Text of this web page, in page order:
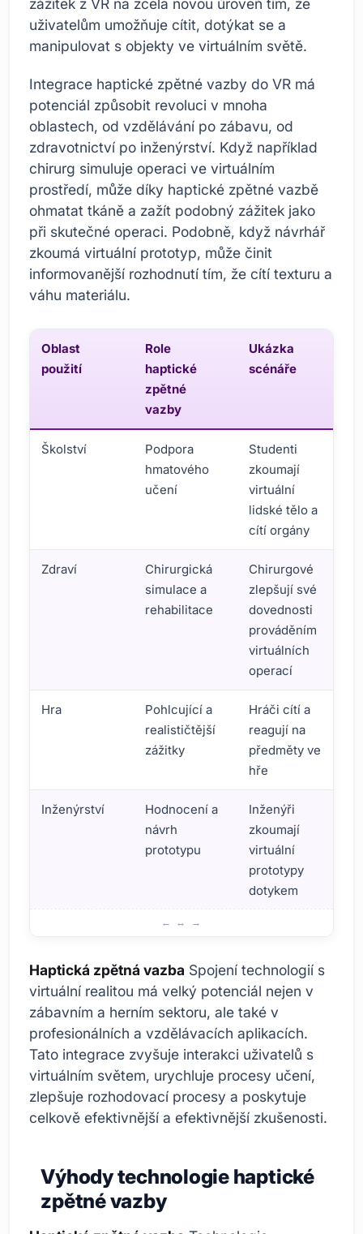
uživatelům umožňuje cítit, dotýkat se a
manipulovat s objekty ve virtuálním světě.
Integrace haptické zpětné vazby do VR má
potenciál způsobit revoluci v mnoha
oblastech, od vzdělávání po zábavu, od
zdravotnictví po inženýrství. Když například
chirurg simuluje operaci ve virtuálním
prostředí, může díky haptické zpětné vazbě
ohmatat tkáně a zažít podobný zážitek jako
při skutečné operaci. Podobně, když návrhář
zkoumá virtuální prototyp, může činit
informovanější rozhodnutí tím, že cítí texturu a
váhu materiálu.
Oblast
použití
Role
haptické
zpětné
vazby
Ukázka
scénáře
Školství
Podpora
hmatového
učení
Studenti
zkoumají
virtuální
lidské tělo a
cítí orgány
Zdraví
Chirurgická
simulace a
rehabilitace
Chirurgové
zlepšují své
dovednosti
prováděním
virtuálních
operací
Hra
Pohlcující a
realističtější
zážitky
Hráči cítí a
reagují na
předměty ve
hře
Inženýrství
Hodnocení a
návrh
prototypu
Inženýři
zkoumají
virtuální
prototypy
dotykem
Haptická zpětná vazba Spojení technologií s
virtuální realitou má velký potenciál nejen v
zábavním a herním sektoru, ale také v
profesionálních a vzdělávacích aplikacích.
Tato integrace zvyšuje interakci uživatelů s
virtuálním světem, urychluje procesy učení,
zlepšuje rozhodovací procesy a poskytuje
celkově efektivnější a efektivnější zkušenosti.
Výhody technologie haptické
zpětné vazby